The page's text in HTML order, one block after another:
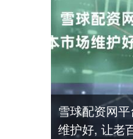
雪球配资网
维护好, 让老